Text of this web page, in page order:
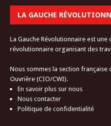
LA GAUCHE
La Gauche Révolutionnaire est
révolutionnaire organisant des
Nous sommes la section
Ouvrière (CIO/CWI).
En savoir plus sur nous
Nous contacter
Politique de confidentialité